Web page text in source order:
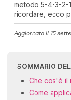
metodo 5-4-3-2-
ricordare, ecco
Aggiornato il 15
SOMMARIO
Che cos'è il
Come